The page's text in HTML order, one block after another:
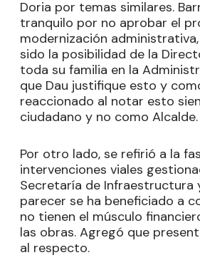
Doria por temas similares.
tranquilo por no aprobar el
modernización
sido la posibilidad de la
toda su familia en la
que Dau justifique esto y
reaccionado al notar esto
ciudadano y no como Alcalde.
Por otro lado, se refirió a la
intervenciones viales
Secretaría de Infraestructura
parecer se ha beneficiado a
no tienen el músculo
las obras. Agregó que
al respecto.